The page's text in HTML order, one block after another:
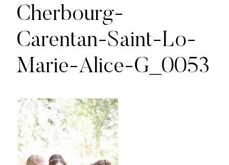
Cherbourg-
Carentan-Saint-Lo-
Marie-Alice-G_0053